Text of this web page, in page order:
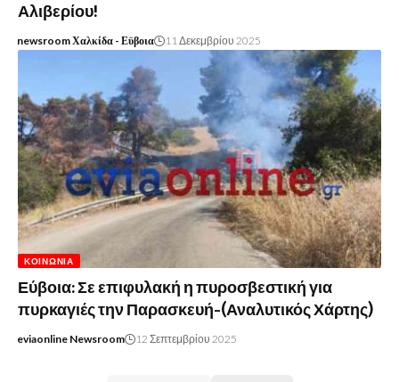
Αλιβερίου!
newsroom Χαλκίδα - Εϋβοια 11 Δεκεμβρίου 2025
ΚΟΙΝΩΝΊΑ
Εύβοια: Σε επιφυλακή η πυροσβεστική για
πυρκαγιές την Παρασκευή-(Αναλυτικός Χάρτης)
eviaonline Newsroom 12 Σεπτεμβρίου 2025